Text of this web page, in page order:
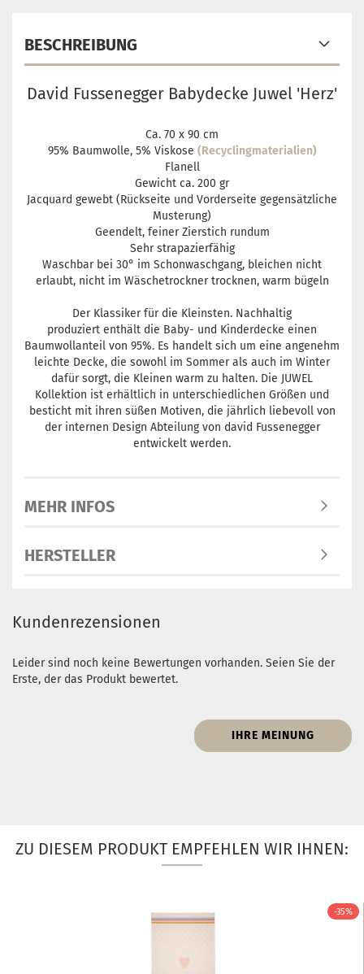
BESCHREIBUNG
David Fussenegger Babydecke Juwel 'Herz'
Ca. 70 x 90 cm
95% Baumwolle, 5% Viskose (Recyclingmaterialien)
Flanell
Gewicht ca. 200 gr
Jacquard gewebt (Rückseite und Vorderseite gegensätzliche
Musterung)
Geendelt, feiner Zierstich rundum
Sehr strapazierfähig
Waschbar bei 30° im Schonwaschgang, bleichen nicht
erlaubt, nicht im Wäschetrockner trocknen, warm bügeln
Der Klassiker für die Kleinsten. Nachhaltig
produziert enthält die Baby- und Kinderdecke einen
Baumwollanteil von 95%. Es handelt sich um eine angenehm
leichte Decke, die sowohl im Sommer als auch im Winter
dafür sorgt, die Kleinen warm zu halten. Die JUWEL
Kollektion ist erhältlich in unterschiedlichen Größen und
besticht mit ihren süßen Motiven, die jährlich liebevoll von
der internen Design Abteilung von david Fussenegger
entwickelt werden.
MEHR INFOS
HERSTELLER
Kundenrezensionen
Leider sind noch keine Bewertungen vorhanden. Seien Sie der
Erste, der das Produkt bewertet.
IHRE MEINUNG
ZU DIESEM PRODUKT EMPFEHLEN WIR IHNEN:
-35%